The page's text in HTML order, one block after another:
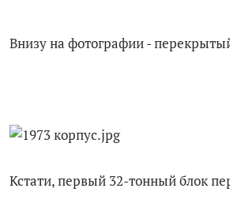
Внизу на фотографии -
Кстати, первый 32-тонный блок